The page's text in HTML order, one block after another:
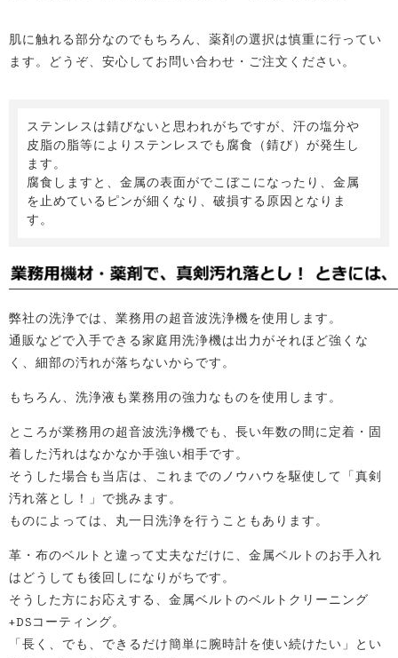
肌に触れる部分なのでもちろん、薬剤の選択は慎重に行ってい
ます。どうぞ、安心してお問い合わせ・ご注文ください。
ステンレスは錆びないと思われがちですが、汗の塩分や
皮脂の脂等によりステンレスでも腐食（錆び）が発生し
ます。
腐食しますと、金属の表面がでこぼこになったり、金属
を止めているピンが細くなり、破損する原因となりま
す。
弊社の洗浄では、業務用の超音波洗浄機を使用します。
通販などで入手できる家庭用洗浄機は出力がそれほど強くな
く、細部の汚れが落ちないからです。
もちろん、洗浄液も業務用の強力なものを使用します。
ところが業務用の超音波洗浄機でも、長い年数の間に定着・固
着した汚れはなかなか手強い相手です。
そうした場合も当店は、これまでのノウハウを駆使して「真剣
汚れ落とし！」で挑みます。
ものによっては、丸一日洗浄を行うこともあります。
革・布のベルトと違って丈夫なだけに、金属ベルトのお手入れ
はどうしても後回しになりがちです。
そうした方にお応えする、金属ベルトのベルトクリーニング
+DSコーティング。
「長く、でも、できるだけ簡単に腕時計を使い続けたい」とい